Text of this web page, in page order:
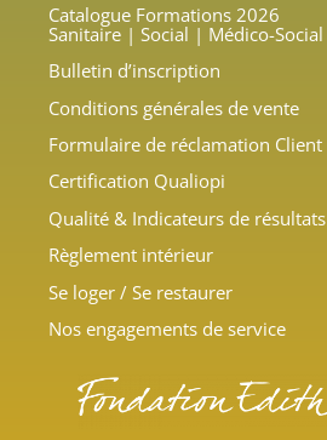
Catalogue Formations 2026
Sanitaire | Social | Médico-Social
Bulletin d’inscription
Conditions générales de vente
Formulaire de réclamation Client
Certification Qualiopi
Qualité & Indicateurs de résultats
Règlement intérieur
Se loger / Se restaurer
Nos engagements de service